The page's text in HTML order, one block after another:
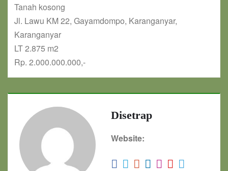
Tanah kosong
Jl. Lawu KM 22, Gayamdompo, Karanganyar,
Karanganyar
LT 2.875 m2
Rp. 2.000.000.000,-
Disetrap
Website: